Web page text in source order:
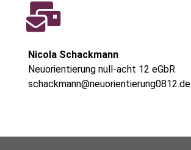
Nicola Schackmann
Neuorientierung null-acht 12 eGbR
schackmann@neuorientierung0812.de